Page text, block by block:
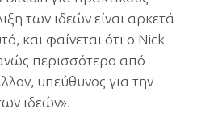
των ιδεών είναι αρκετά
και φαίνεται ότι ο Nick
περισσότερο από
υπεύθυνος για την
ιδεών».